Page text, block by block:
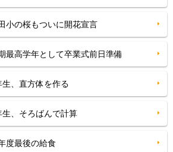
小の桜もついに開花宣言
最高学年として卒業式前日準備
、直方体を作る
、そろばんで計算
度最後の給食